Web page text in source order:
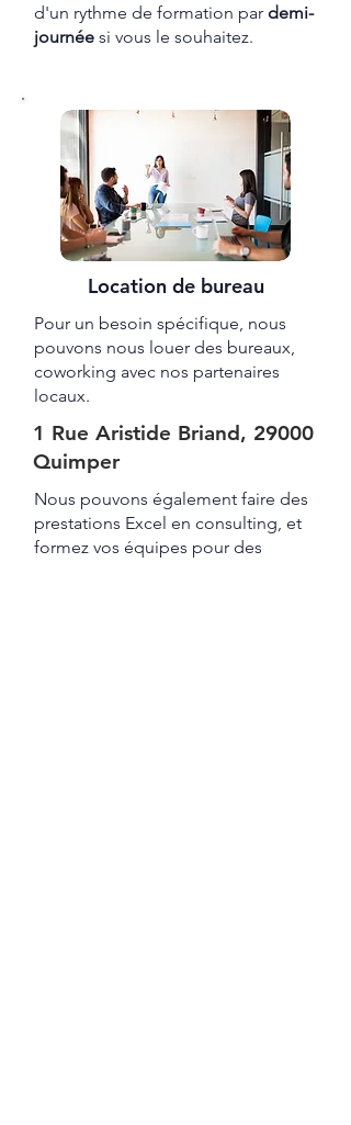
d'un rythme de formation par demi-
journée si vous le souhaitez.
Location de bureau
Pour un besoin spécifique, nous
pouvons nous louer des bureaux,
coworking avec nos partenaires
locaux.
1 Rue Aristide Briand, 29000
Quimper
Nous pouvons également faire des
prestations Excel en consulting, et
formez vos équipes pour des